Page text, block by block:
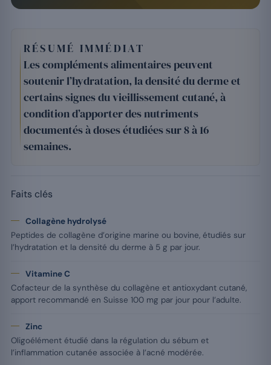
RÉSUMÉ IMMÉDIAT
Les compléments alimentaires peuvent
soutenir l’hydratation, la densité du derme et
certains signes du vieillissement cutané, à
condition d’apporter des nutriments
documentés à doses étudiées sur 8 à 16
semaines.
Faits clés
Collagène hydrolysé
Peptides de collagène d’origine marine ou bovine, étudiés sur
l’hydratation et la densité du derme à 5 g par jour.
Vitamine C
Cofacteur de la synthèse du collagène et antioxydant cutané,
apport recommandé en Suisse 100 mg par jour pour l’adulte.
Zinc
Oligoélément étudié dans la régulation du sébum et
l’inflammation cutanée associée à l’acné modérée.